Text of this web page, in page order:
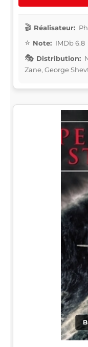
Réalisateur:
Note: IMDb 6.8
Distribution:
Zane, George